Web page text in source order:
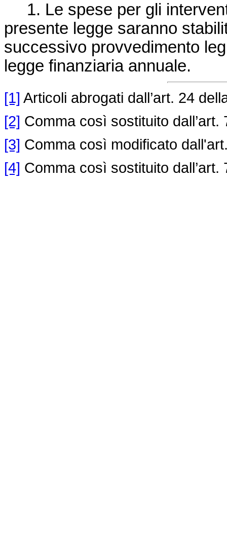
1. Le spese per gli
presente legge saranno
successivo provvedimento
legge finanziaria annuale.
[1] Articoli abrogati dall’art. 24
[2] Comma così sostituito
[3] Comma così modificato
[4] Comma così sostituito